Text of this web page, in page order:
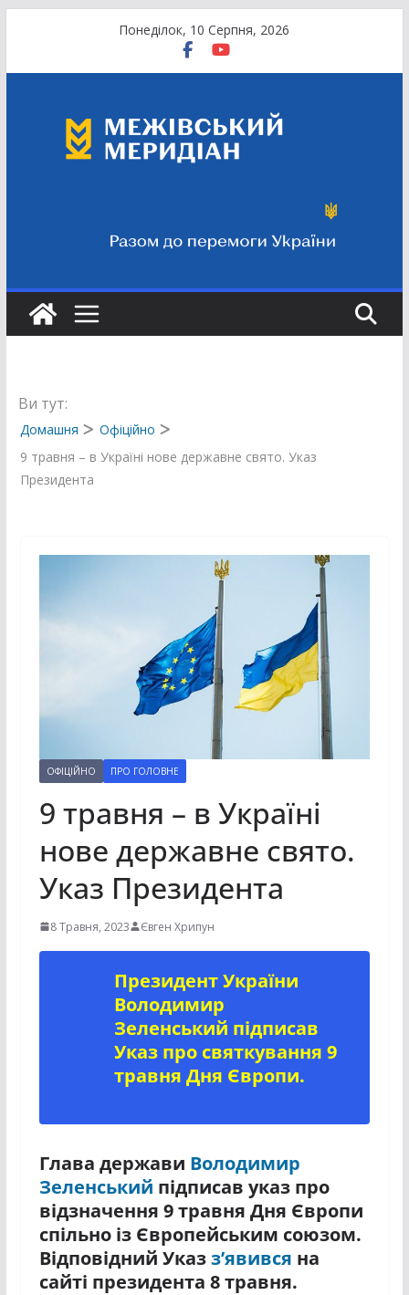
вмісту
Понеділок, 10 Серпня, 2026
Ви тут:
Домашня
Офіційно
9 травня – в Україні нове державне свято. Указ
Президента
ОФІЦІЙНО ПРО ГОЛОВНЕ
9 травня – в Україні
нове державне свято.
Указ Президента
8 Травня, 2023 Євген Хрипун
Президент України
Володимир
Зеленський підписав
Указ про святкування 9
травня Дня Європи.
Глава держави Володимир
Зеленський підписав указ про
відзначення 9 травня Дня Європи
спільно із Європейським союзом.
Відповідний Указз’явився на
сайті президента 8 травня.